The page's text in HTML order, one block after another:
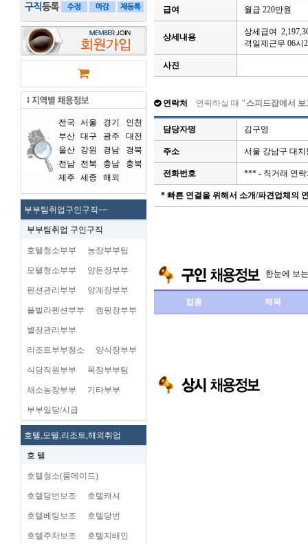
전국 서울 경기
인천
부산 대구 광주
대전
울산
강원 경남
경북
전남
전북 충남
충북
제주
세종 해외
부부팀취업구인구직~~
부부팀취업 구인구직
호텔청소부부 농장부부팀
모텔청소부부 양돈장부부
펜션관리부부 양계장부부
플빌라펜션부부 캠핑장부부
별장관리부부
리조트부부청소 양식장부부
식당직원부부 목장부부팀
채소농장부부 기타부부
부부일당/시급
호텔,모텔,리조트,해외취업
호 텔
호텔청소(룸메이드)
호텔당번보조 호텔캐셔
호텔베팅보조 호텔당번
호텔주차보조 호텔지배인
급여 월급 220만원
상세내용
상세급여
격일제근무 06시
사진
연락처 연락하실 때 "스피드잡에서
담당자명 김구영
주소 서울 강남구 대치
전화번호 *** - 직거래 연
* 빠른 연결을 위해서 소개/파견업체의
한눈에 보
업종 제목